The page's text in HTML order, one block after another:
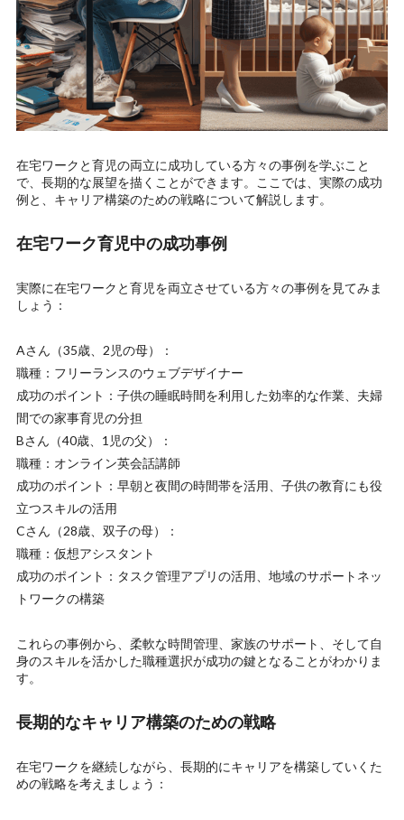
在宅ワークと育児の両立に成功している方々の事例を学ぶこと
で、長期的な展望を描くことができます。ここでは、実際の成功
例と、キャリア構築のための戦略について解説します。
在宅ワーク育児中の成功事例
実際に在宅ワークと育児を両立させている方々の事例を見てみま
しょう：
Aさん（35歳、2児の母）：
職種：フリーランスのウェブデザイナー
成功のポイント：子供の睡眠時間を利用した効率的な作業、夫婦
間での家事育児の分担
Bさん（40歳、1児の父）：
職種：オンライン英会話講師
成功のポイント：早朝と夜間の時間帯を活用、子供の教育にも役
立つスキルの活用
Cさん（28歳、双子の母）：
職種：仮想アシスタント
成功のポイント：タスク管理アプリの活用、地域のサポートネッ
トワークの構築
これらの事例から、柔軟な時間管理、家族のサポート、そして自
身のスキルを活かした職種選択が成功の鍵となることがわかりま
す。
長期的なキャリア構築のための戦略
在宅ワークを継続しながら、長期的にキャリアを構築していくた
めの戦略を考えましょう：